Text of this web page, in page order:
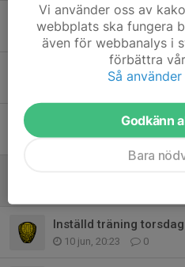
Inställt sammandrag
26 jun, 10:07 0
Info träning ikväll 25/6
Inställd träning 16/6
15 jun, 22:13 0
Inställd träning torsdag
10 jun, 20:23 0
Vi använder oss av
webbplats ska fungera
även för webbanalys i
förbättra
Så
Godkänn
Bara